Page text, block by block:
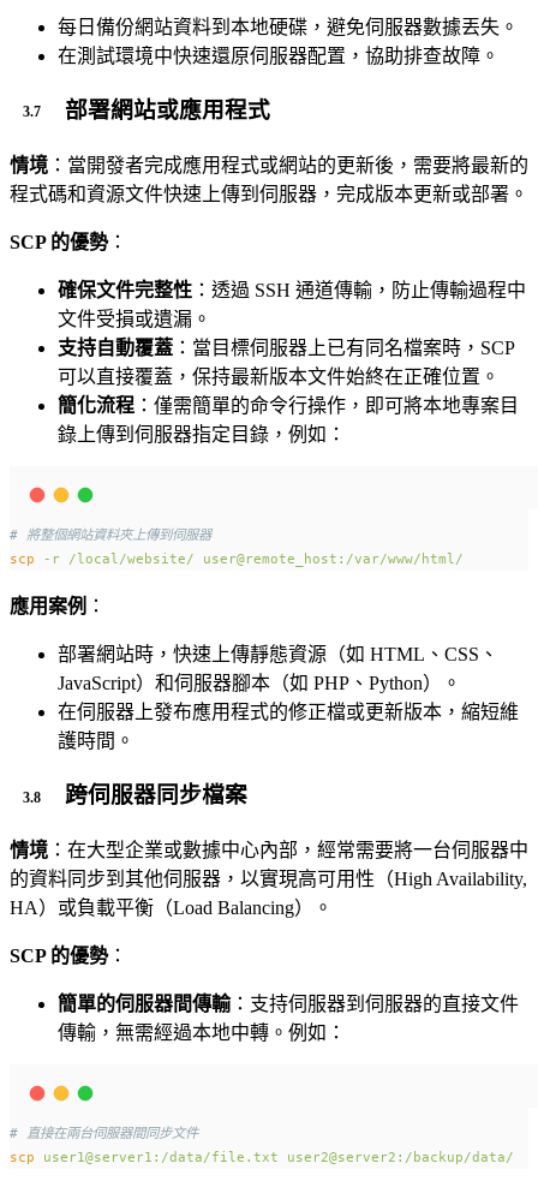
每日備份網站資料到本地硬碟，避免伺服器數據丟失。
在測試環境中快速還原伺服器配置，協助排查故障。
部署網站或應用程式
情境 ：當開發者完成應用程式或網站的更新後，需要將最新的
程式碼和資源文件快速上傳到伺服器，完成版本更新或部署。
SCP 的優勢：
確保文件完整性 ：透過 SSH 通道傳輸，防止傳輸過程中
文件受損或遺漏。
支持自動覆蓋 ：當目標伺服器上已有同名檔案時，SCP
可以直接覆蓋，保持最新版本文件始終在正確位置。
簡化流程 ：僅需簡單的命令行操作，即可將本地專案目
錄上傳到伺服器指定目錄，例如：
# 將整個網站資料夾上傳到伺服器
scp
-r /local/website/ user@remote_host:/var/www/html/
應用案例 ：
部署網站時，快速上傳靜態資源（如 HTML、CSS、
JavaScript）和伺服器腳本（如 PHP、Python）。
在伺服器上發布應用程式的修正檔或更新版本，縮短維
護時間。
跨伺服器同步檔案
情境 ：在大型企業或數據中心內部，經常需要將一台伺服器中
的資料同步到其他伺服器，以實現高可用性（High Availability,
HA）或負載平衡（Load Balancing）。
SCP 的優勢：
簡單的伺服器間傳輸：支持伺服器到伺服器的直接文件
傳輸，無需經過本地中轉。例如：
# 直接在兩台伺服器間同步文件
scp
user1@server1:/data/file.txt user2@server2:/backup/data/